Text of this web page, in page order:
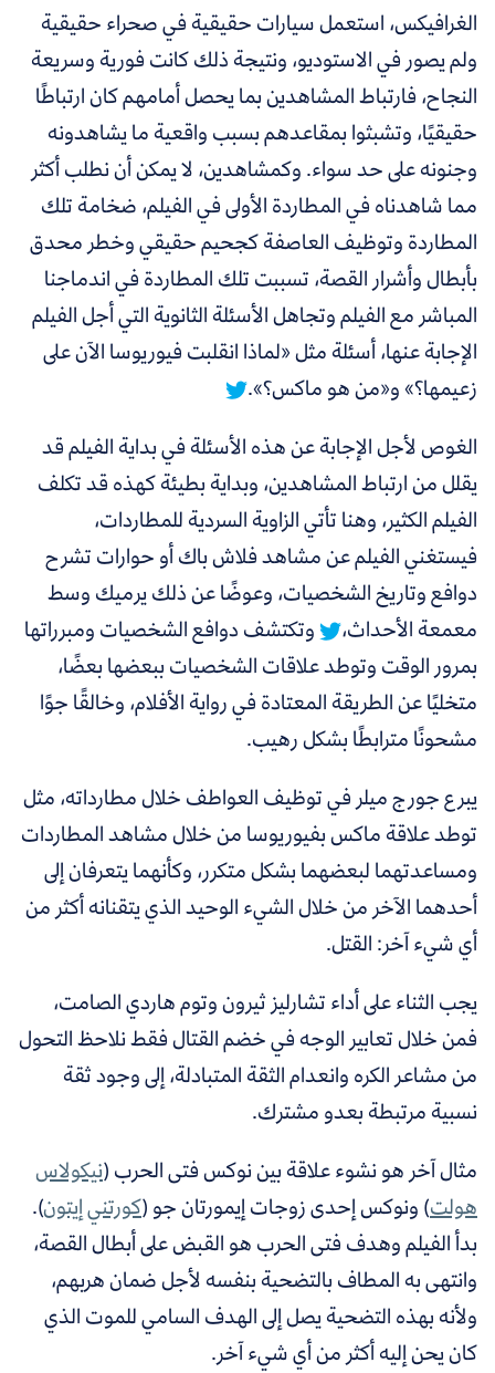
الغرافيكس، استعمل سيارات حقيقية في صحراء حقيقية
ولم يصور في الاستوديو، ونتيجة ذلك كانت فورية وسريعة
النجاح، فارتباط المشاهدين بما يحصل أمامهم كان ارتباطًا
حقيقيًا، وتشبثوا بمقاعدهم بسبب واقعية ما يشاهدونه
وجنونه على حد سواء. وكمشاهدين، لا يمكن أن نطلب أكثر
مما شاهدناه في المطاردة الأولى في الفيلم، ضخامة تلك
المطاردة وتوظيف العاصفة كجحيم حقيقي وخطر محدق
بأبطال وأشرار القصة،تسببت تلك المطاردة في اندماجنا
المباشر مع الفيلم وتجاهل الأسئلة الثانوية التي أجل الفيلم
الإجابة عنها، أسئلة مثل «لماذا انقلبت فيوريوسا الآن على
زعيمها؟» و«من هو ماكس؟».
الغوص لأجل الإجابة عن هذه الأسئلة في بداية الفيلم قد
يقلل من ارتباط المشاهدين، وبداية بطيئة كهذه قد تكلف
الفيلم الكثير، وهنا تأتي الزاوية السردية للمطاردات،
فيستغني الفيلم عن مشاهد فلاش باك أو حوارات تشرح
دوافع وتاريخ الشخصيات، وعوضًا عن ذلك يرميك وسط
معمعة الأحداث،
وتكتشف دوافع الشخصيات ومبرراتها
بمرور الوقت وتوطد علاقات الشخصيات ببعضها بعضًا،
متخليًا عن الطريقة المعتادة في رواية الأفلام، وخالقًا جوًا
مشحونًا مترابطًا بشكل رهيب.
يبرع جورج ميلر في توظيف العواطف خلال مطارداته، مثل
توطد علاقة ماكس بفيوريوسا من خلال مشاهد المطاردات
ومساعدتهما لبعضهما بشكل متكرر، وكأنهما يتعرفان إلى
أحدهما الآخر من خلال الشيء الوحيد الذي يتقنانه أكثر من
أي شيء آخر: القتل.
يجب الثناء على أداء تشارليز ثيرون وتوم هاردي الصامت،
فمن خلال تعابير الوجه في خضم القتال فقط نلاحظ التحول
من مشاعر الكره وانعدام الثقة المتبادلة، إلى وجود ثقة
نسبية مرتبطة بعدو مشترك.
مثال آخر هو نشوء علاقة بين نوكس فتى الحرب (نيكولاس
هولت) ونوكس إحدى زوجات إيمورتان جو (كورتني إيتون).
بدأ الفيلم وهدف فتى الحرب هو القبض على أبطال القصة،
وانتهى به المطاف بالتضحية بنفسه لأجل ضمان هربهم،
ولأنه بهذه التضحية يصل إلى الهدف السامي للموت الذي
كان يحن إليه أكثر من أي شيء آخر.